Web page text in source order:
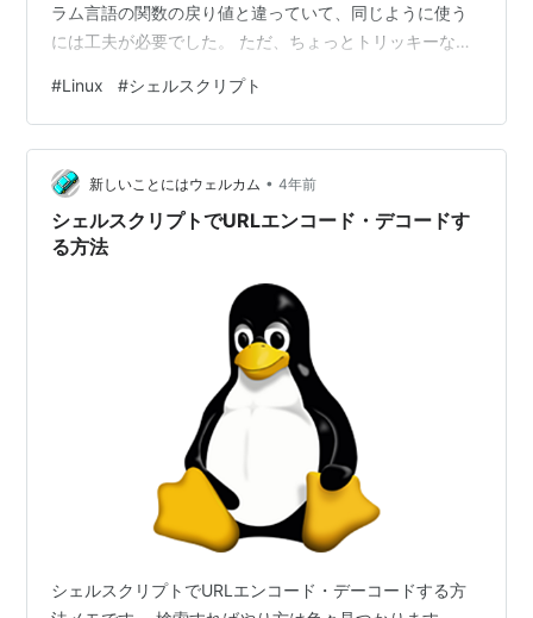
ラム言語の関数の戻り値と違っていて、同じように使う
には工夫が必要でした。 ただ、ちょっとトリッキーな使
おこうと思います。 シェルスクリプトの関数の問題点 関
数はreturnで戻り値を返せるのですが、返せるのは整数値
1つのみです。 戻り値というより、関数が成功したか否か
を示す終了ステータス値として使用され、一般的に関数
が成功した場合は「0」を返すようにします。 では、情
報を関数の呼び出し元に渡すに…
#Linux #シェルスクリプト
新しいことにはウェルカム • 4年前
シェルスクリプトでURLエンコード・デコードす
る方法
シェルスクリプトでURLエンコード・デーコードする方